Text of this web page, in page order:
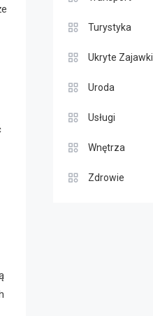
Turystyka
Ukryte Zajawki
Uroda
Usługi
Wnętrza
Zdrowie